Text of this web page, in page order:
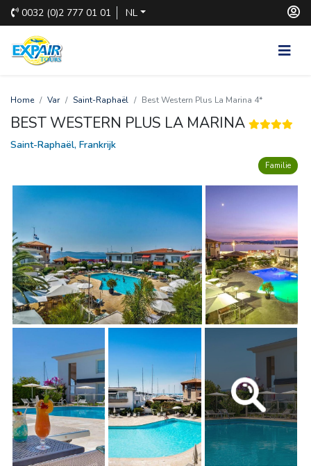
0032 (0)2 777 01 01 NL
Home Var Saint-Raphaël Best Western Plus La Marina 4*
BEST WESTERN PLUS LA MARINA
Saint-Raphaël, Frankrijk
Familie